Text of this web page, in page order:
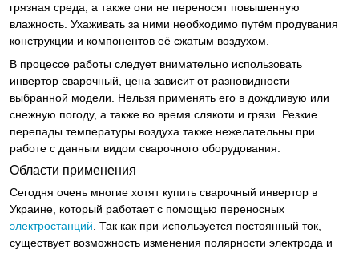
грязная среда, а также они не переносят повышенную
влажность. Ухаживать за ними необходимо путём продувания
конструкции и компонентов её сжатым воздухом.
В процессе работы следует внимательно использовать
инвертор сварочный, цена зависит от разновидности
выбранной модели. Нельзя применять его в дождливую или
снежную погоду, а также во время слякоти и грязи. Резкие
перепады температуры воздуха также нежелательны при
работе с данным видом сварочного оборудования.
Области применения
Сегодня очень многие хотят купить сварочный инвертор в
Украине, который работает с помощью переносных
электростанций . Так как при используется постоянный ток,
существует возможность изменения полярности электрода и